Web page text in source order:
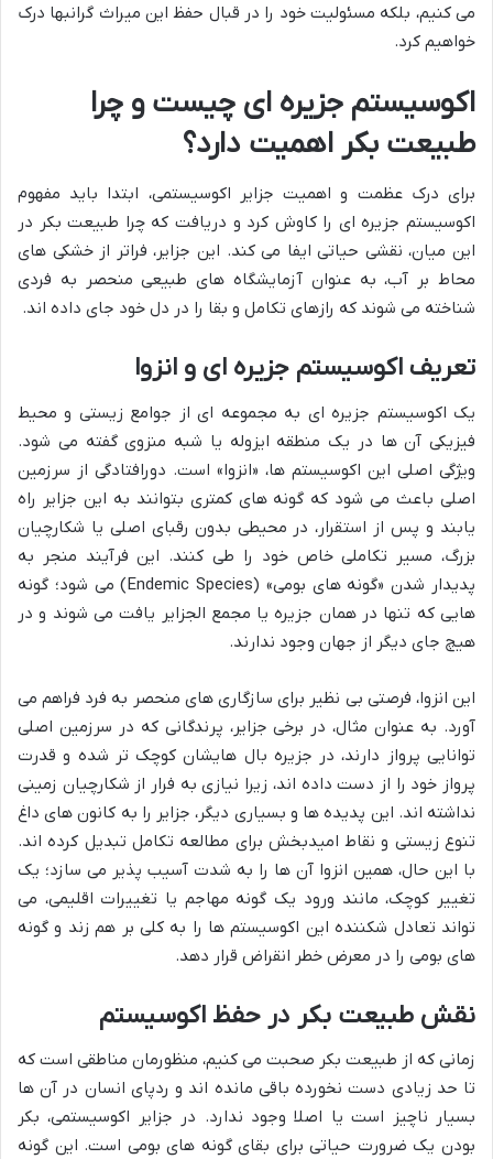
می کنیم، بلکه مسئولیت خود را در قبال حفظ این میراث گرانبها درک
خواهیم کرد.
اکوسیستم جزیره ای چیست و چرا
طبیعت بکر اهمیت دارد؟
برای درک عظمت و اهمیت جزایر اکوسیستمی، ابتدا باید مفهوم
اکوسیستم جزیره ای را کاوش کرد و دریافت که چرا طبیعت بکر در
این میان، نقشی حیاتی ایفا می کند. این جزایر، فراتر از خشکی های
محاط بر آب، به عنوان آزمایشگاه های طبیعی منحصر به فردی
شناخته می شوند که رازهای تکامل و بقا را در دل خود جای داده اند.
تعریف اکوسیستم جزیره ای و انزوا
یک اکوسیستم جزیره ای به مجموعه ای از جوامع زیستی و محیط
فیزیکی آن ها در یک منطقه ایزوله یا شبه منزوی گفته می شود.
ویژگی اصلی این اکوسیستم ها، «انزوا» است. دورافتادگی از سرزمین
اصلی باعث می شود که گونه های کمتری بتوانند به این جزایر راه
یابند و پس از استقرار، در محیطی بدون رقبای اصلی یا شکارچیان
بزرگ، مسیر تکاملی خاص خود را طی کنند. این فرآیند منجر به
پدیدار شدن «گونه های بومی» (Endemic Species) می شود؛ گونه
هایی که تنها در همان جزیره یا مجمع الجزایر یافت می شوند و در
هیچ جای دیگر از جهان وجود ندارند.
این انزوا، فرصتی بی نظیر برای سازگاری های منحصر به فرد فراهم می
آورد. به عنوان مثال، در برخی جزایر، پرندگانی که در سرزمین اصلی
توانایی پرواز دارند، در جزیره بال هایشان کوچک تر شده و قدرت
پرواز خود را از دست داده اند، زیرا نیازی به فرار از شکارچیان زمینی
نداشته اند. این پدیده ها و بسیاری دیگر، جزایر را به کانون های داغ
تنوع زیستی و نقاط امیدبخش برای مطالعه تکامل تبدیل کرده اند.
با این حال، همین انزوا آن ها را به شدت آسیب پذیر می سازد؛ یک
تغییر کوچک، مانند ورود یک گونه مهاجم یا تغییرات اقلیمی، می
تواند تعادل شکننده این اکوسیستم ها را به کلی بر هم زند و گونه
های بومی را در معرض خطر انقراض قرار دهد.
نقش طبیعت بکر در حفظ اکوسیستم
زمانی که از طبیعت بکر صحبت می کنیم، منظورمان مناطقی است که
تا حد زیادی دست نخورده باقی مانده اند و ردپای انسان در آن ها
بسیار ناچیز است یا اصلا وجود ندارد. در جزایر اکوسیستمی، بکر
بودن یک ضرورت حیاتی برای بقای گونه های بومی است. این گونه